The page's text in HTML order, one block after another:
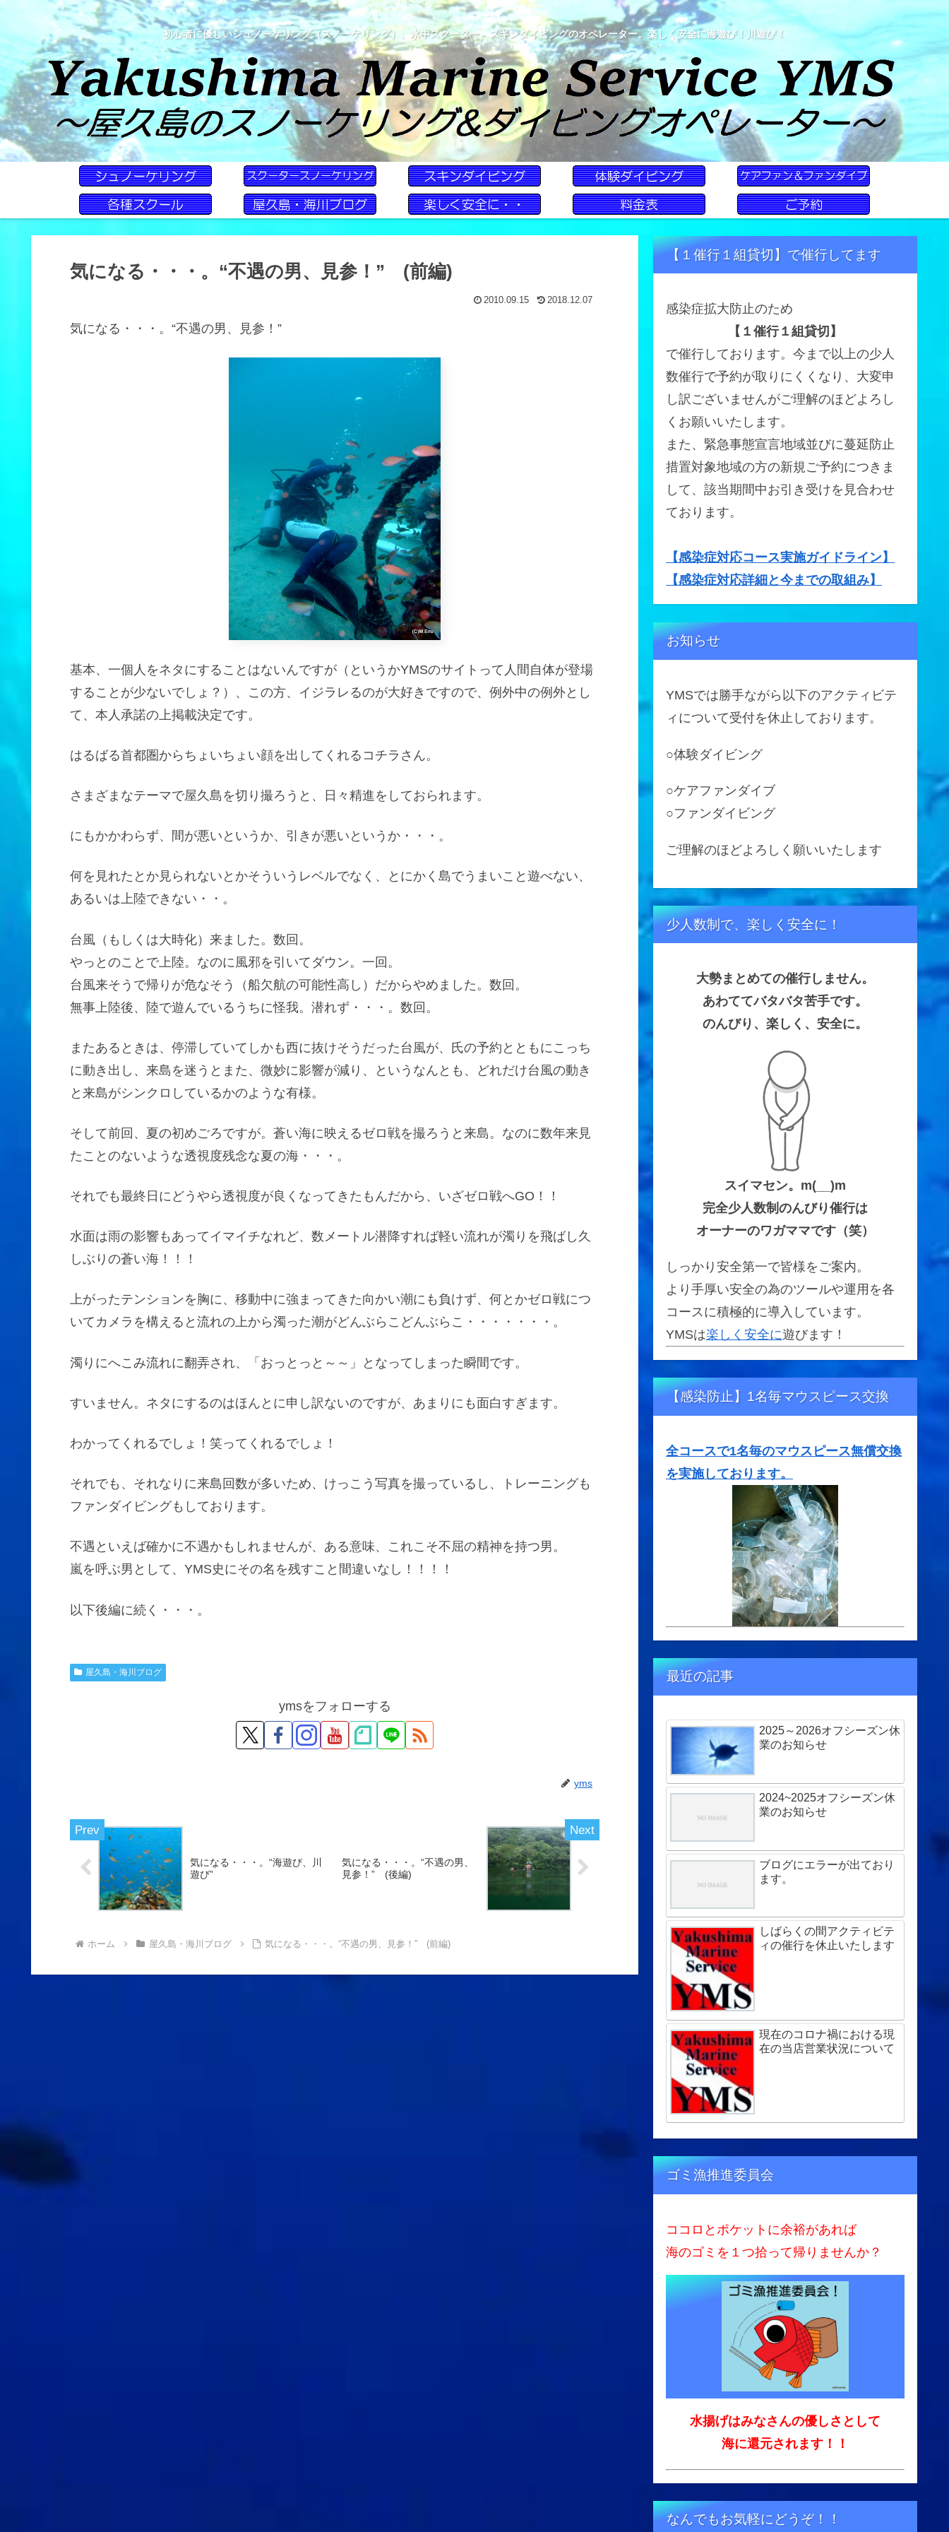
初心者に優しいシュノーケリング（スノーケリング）、水中スクーター、スキンダイビングのオペレーター。楽しく安全に海遊び！川遊び！
気になる・・・。“不遇の男、見参！” (前編)
2010.09.15 2018.12.07
気になる・・・。“不遇の男、見参！”
基本、一個人をネタにすることはないんですが（というかYMSのサイトって人間自体が登場
することが少ないでしょ？）、この方、イジラレるのが大好きですので、例外中の例外とし
て、本人承諾の上掲載決定です。
はるばる首都圏からちょいちょい顔を出してくれるコチラさん。
さまざまなテーマで屋久島を切り撮ろうと、日々精進をしておられます。
にもかかわらず、間が悪いというか、引きが悪いというか・・・。
何を見れたとか見られないとかそういうレベルでなく、とにかく島でうまいこと遊べない、
あるいは上陸できない・・。
台風（もしくは大時化）来ました。数回。
やっとのことで上陸。なのに風邪を引いてダウン。一回。
台風来そうで帰りが危なそう（船欠航の可能性高し）だからやめました。数回。
無事上陸後、陸で遊んでいるうちに怪我。潜れず・・・。数回。
またあるときは、停滞していてしかも西に抜けそうだった台風が、氏の予約とともにこっち
に動き出し、来島を迷うとまた、微妙に影響が減り、というなんとも、どれだけ台風の動き
と来島がシンクロしているかのような有様。
そして前回、夏の初めごろですが。蒼い海に映えるゼロ戦を撮ろうと来島。なのに数年来見
たことのないような透視度残念な夏の海・・・。
それでも最終日にどうやら透視度が良くなってきたもんだから、いざゼロ戦へGO！！
水面は雨の影響もあってイマイチなれど、数メートル潜降すれば軽い流れが濁りを飛ばし久
しぶりの蒼い海！！！
上がったテンションを胸に、移動中に強まってきた向かい潮にも負けず、何とかゼロ戦につ
いてカメラを構えると流れの上から濁った潮がどんぶらこどんぶらこ・・・・・・・。
濁りにへこみ流れに翻弄され、「おっとっと～～」となってしまった瞬間です。
すいません。ネタにするのはほんとに申し訳ないのですが、あまりにも面白すぎます。
わかってくれるでしょ！笑ってくれるでしょ！
それでも、それなりに来島回数が多いため、けっこう写真を撮っているし、トレーニングも
ファンダイビングもしております。
不遇といえば確かに不遇かもしれませんが、ある意味、これこそ不屈の精神を持つ男。
嵐を呼ぶ男として、YMS史にその名を残すこと間違いなし！！！！
以下後編に続く・・・。
屋久島・海川ブログ
ymsをフォローする
yms
気になる・・・。“海遊び、川
遊び”
気になる・・・。“不遇の男、
見参！” (後編)
ホーム 屋久島・海川ブログ 気になる・・・。“不遇の男、見参！” (前編)
【１催行１組貸切】で催行してます
感染症拡大防止のため
【１催行１組貸切】
で催行しております。今まで以上の少人
数催行で予約が取りにくくなり、大変申
し訳ございませんがご理解のほどよろし
くお願いいたします。
また、緊急事態宣言地域並びに蔓延防止
措置対象地域の方の新規ご予約につきま
して、該当期間中お引き受けを見合わせ
ております。
【感染症対応コース実施ガイドライン】
【感染症対応詳細と今までの取組み】
お知らせ
YMSでは勝手ながら以下のアクティビテ
ィについて受付を休止しております。
○体験ダイビング
○ケアファンダイブ
○ファンダイビング
ご理解のほどよろしく願いいたします
少人数制で、楽しく安全に！
大勢まとめての催行しません。
あわててバタバタ苦手です。
のんびり、楽しく、安全に。
スイマセン。m(__)m
完全少人数制のんびり催行は
オーナーのワガママです（笑）
しっかり安全第一で皆様をご案内。
より手厚い安全の為のツールや運用を各
コースに積極的に導入しています。
YMSは楽しく安全に遊びます！
【感染防止】1名毎マウスピース交換
全コースで1名毎のマウスピース無償交換
を実施しております。
最近の記事
2025～2026オフシーズン休
業のお知らせ
2024~2025オフシーズン休
業のお知らせ
ブログにエラーが出ており
ます。
しばらくの間アクティビテ
ィの催行を休止いたします
現在のコロナ禍における現
在の当店営業状況について
ゴミ漁推進委員会
ココロとポケットに余裕があれば
海のゴミを１つ拾って帰りませんか？
水揚げはみなさんの優しさとして
海に還元されます！！
なんでもお気軽にどうぞ！！